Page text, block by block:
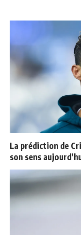
La prédiction de
son sens